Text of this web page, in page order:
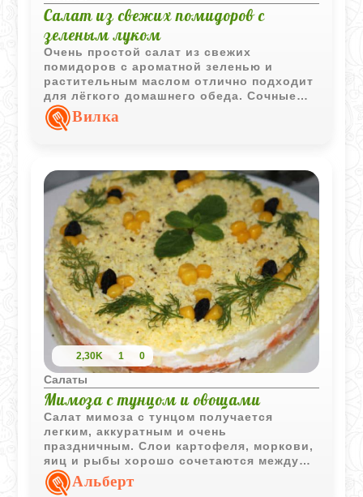
Салат из свежих помидоров с
зеленым луком
Очень простой салат из свежих
помидоров с ароматной зеленью и
растительным маслом отлично подходит
для лёгкого домашнего обеда. Сочные
томаты и зелёный лук создают
классическое сочетание с ярким летним
Вилка
2,30K 1 0
Салаты
Мимоза с тунцом и овощами
Салат мимоза с тунцом получается
легким, аккуратным и очень
праздничным. Слои картофеля, моркови,
яиц и рыбы хорошо сочетаются между
собой, а охлаждение делает вкус еще
более гармоничным.
Альберт